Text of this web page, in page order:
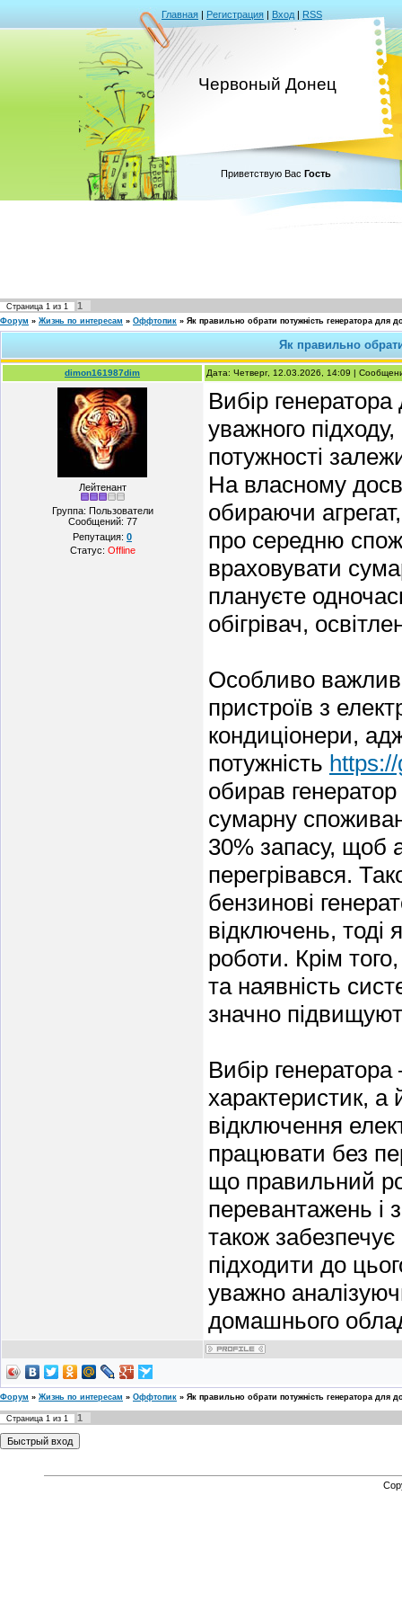
Главная | Регистрация | Вход | RSS
Червоный Донец
Приветствую Вас Гость
Страница 1 из 1 1
Форум » Жизнь по интересам » Оффтопик » Як правильно обрати потужність генератора для
Як правильно
dimon161987dim Дата: Четверг, 12.03.2026, 14:09 |
Лейтенант
Группа: Пользователи
Сообщений: 77
Репутация: 0
Статус: Offline
Вибір
уважного
потужності
На власному
обираючи
про середню
враховувати
плануєте
обігрівач,
Особливо
пристроїв з
кондиціонери,
потужність
обирав генератор
сумарну
30% запасу, щоб
перегрівався.
бензинові
відключень, тоді
роботи. Крім
та наявність
значно
Вибір
характеристик,
відключення
працювати без
що правильний
перевантажень і
також
підходити до
уважно
домашнього
Форум » Жизнь по интересам » Оффтопик » Як правильно обрати потужність генератора для
Страница 1 из 1 1